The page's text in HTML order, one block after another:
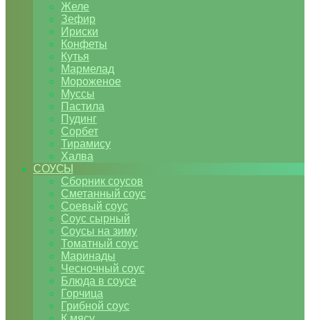
Желе
Зефир
Ириски
Конфеты
Кутья
Мармелад
Мороженое
Муссы
Пастила
Пудинг
Сорбет
Тирамису
Халва
СОУСЫ
Сборник соусов
Сметанный соус
Соевый соус
Соус сырный
Соусы на зиму
Томатный соус
Маринады
Чесночный соус
Блюда в соусе
Горчица
Грибной соус